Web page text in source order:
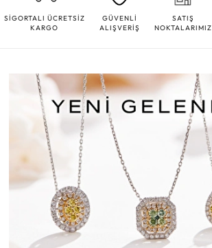
SİGORTALI ÜCRETSİZ
KARGO
GÜVENLİ
ALIŞVERİŞ
SATIŞ
NOKTALARIMIZ